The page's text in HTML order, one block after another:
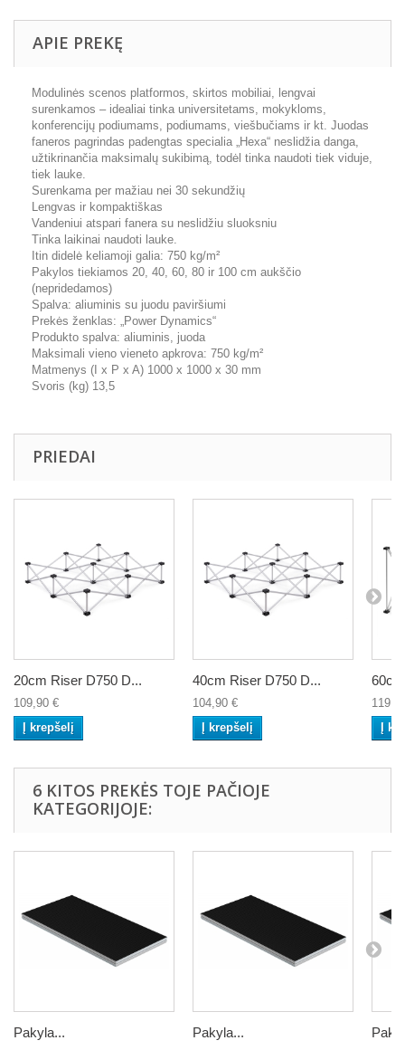
APIE PREKĘ
Modulinės scenos platformos, skirtos mobiliai, lengvai
surenkamos – idealiai tinka universitetams, mokykloms,
konferencijų podiumams, podiumams, viešbučiams ir kt. Juodas
faneros pagrindas padengtas specialia „Hexa“ neslidžia danga,
užtikrinančia maksimalų sukibimą, todėl tinka naudoti tiek viduje,
tiek lauke.
Surenkama per mažiau nei 30 sekundžių
Lengvas ir kompaktiškas
Vandeniui atspari fanera su neslidžiu sluoksniu
Tinka laikinai naudoti lauke.
Itin didelė keliamoji galia: 750 kg/m²
Pakylos tiekiamos 20, 40, 60, 80 ir 100 cm aukščio
(nepridedamos)
Spalva: aliuminis su juodu paviršiumi
Prekės ženklas: „Power Dynamics“
Produkto spalva: aliuminis, juoda
Maksimali vieno vieneto apkrova: 750 kg/m²
Matmenys (I x P x A) 1000 x 1000 x 30 mm
Svoris (kg) 13,5
PRIEDAI
20cm Riser D750 D...
109,90 €
Į krepšelį
40cm Riser D750 D...
104,90 €
Į krepšelį
Į
6 KITOS PREKĖS TOJE PAČIOJE
KATEGORIJOJE:
Pakyla... Pakyla...